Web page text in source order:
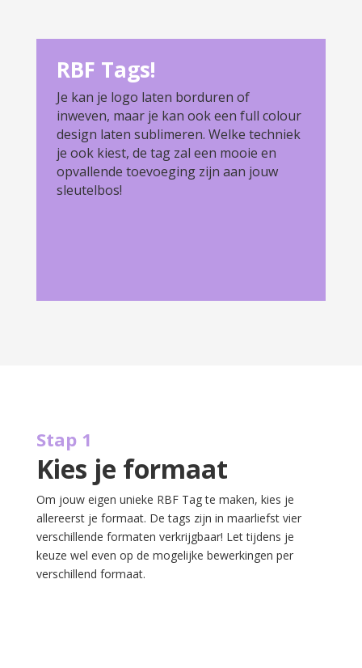
RBF Tags!
Je kan je logo laten borduren of
inweven, maar je kan ook een full colour
design laten sublimeren. Welke techniek
je ook kiest, de tag zal een mooie en
opvallende toevoeging zijn aan jouw
sleutelbos!
Stap 1
Kies je formaat
Om jouw eigen unieke RBF Tag te maken, kies je
allereerst je formaat. De tags zijn in maarliefst vier
verschillende formaten verkrijgbaar! Let tijdens je
keuze wel even op de mogelijke bewerkingen per
verschillend formaat.